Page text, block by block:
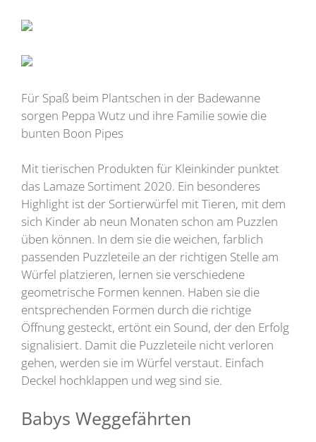
Für Spaß beim Plantschen in der Badewanne
sorgen Peppa Wutz und ihre Familie sowie die
bunten Boon Pipes
Mit tierischen Produkten für Kleinkinder punktet
das Lamaze Sortiment 2020. Ein besonderes
Highlight ist der Sortierwürfel mit Tieren, mit dem
sich Kinder ab neun Monaten schon am Puzzlen
üben können. In dem sie die weichen, farblich
passenden Puzzleteile an der richtigen Stelle am
Würfel platzieren, lernen sie verschiedene
geometrische Formen kennen. Haben sie die
entsprechenden Formen durch die richtige
Öffnung gesteckt, ertönt ein Sound, der den Erfolg
signalisiert. Damit die Puzzleteile nicht verloren
gehen, werden sie im Würfel verstaut. Einfach
Deckel hochklappen und weg sind sie.
Babys Weggefährten